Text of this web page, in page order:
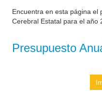
Encuentra en esta página el
Cerebral Estatal para el año
Presupuesto